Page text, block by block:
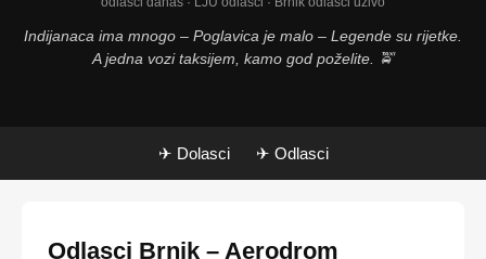
Indijanaca ima mnogo – Poglavica je malo – Legende su rijetke.
A jedna vozi taksijem, kamo god poželite. 🚖
✈ Dolasci ✈ Odlasci
Odlasci Brnik – Aerodrom